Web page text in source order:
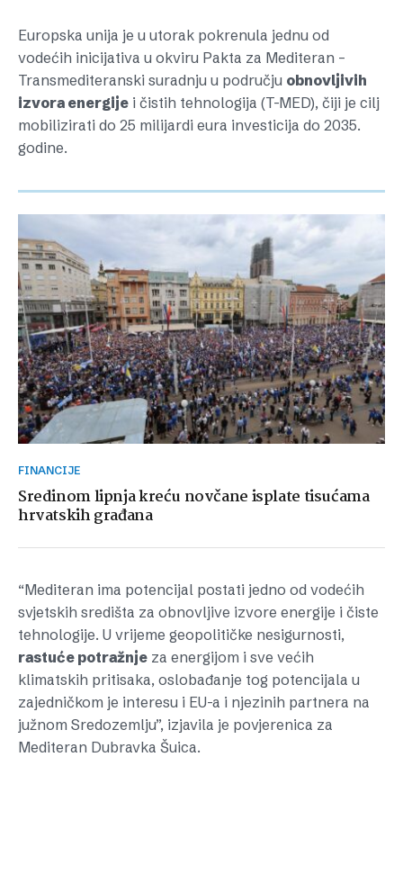
Europska unija je u utorak pokrenula jednu od
vodećih inicijativa u okviru Pakta za Mediteran –
Transmediteranski suradnju u području obnovljivih
izvora energije i čistih tehnologija (T-MED), čiji je cilj
mobilizirati do 25 milijardi eura investicija do 2035.
godine.
FINANCIJE
Sredinom lipnja kreću novčane isplate tisućama
hrvatskih građana
“Mediteran ima potencijal postati jedno od vodećih
svjetskih središta za obnovljive izvore energije i čiste
tehnologije. U vrijeme geopolitičke nesigurnosti,
rastuće potražnje za energijom i sve većih
klimatskih pritisaka, oslobađanje tog potencijala u
zajedničkom je interesu i EU-a i njezinih partnera na
južnom Sredozemlju”, izjavila je povjerenica za
Mediteran Dubravka Šuica.